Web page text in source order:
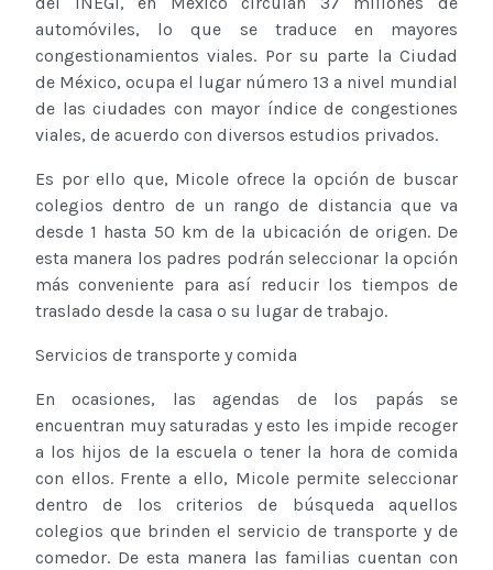
automóviles, lo que se traduce en mayores
congestionamientos viales. Por su parte la Ciudad
de México, ocupa el lugar número 13 a nivel mundial
de las ciudades con mayor índice de congestiones
viales, de acuerdo con diversos estudios privados.
Es por ello que, Micole ofrece la opción de buscar
colegios dentro de un rango de distancia que va
desde 1 hasta 50 km de la ubicación de origen. De
esta manera los padres podrán seleccionar la opción
más conveniente para así reducir los tiempos de
traslado desde la casa o su lugar de trabajo.
Servicios de transporte y comida
En ocasiones, las agendas de los papás se
encuentran muy saturadas y esto les impide recoger
a los hijos de la escuela o tener la hora de comida
con ellos. Frente a ello, Micole permite seleccionar
dentro de los criterios de búsqueda aquellos
colegios que brinden el servicio de transporte y de
comedor. De esta manera las familias cuentan con